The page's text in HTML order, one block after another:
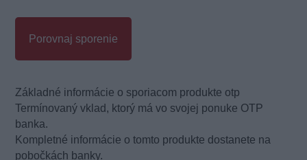
Porovnaj sporenie
Základné informácie o sporiacom produkte otp
Termínovaný vklad, ktorý má vo svojej ponuke OTP
banka.
Kompletné informácie o tomto produkte dostanete na
pobočkách banky.